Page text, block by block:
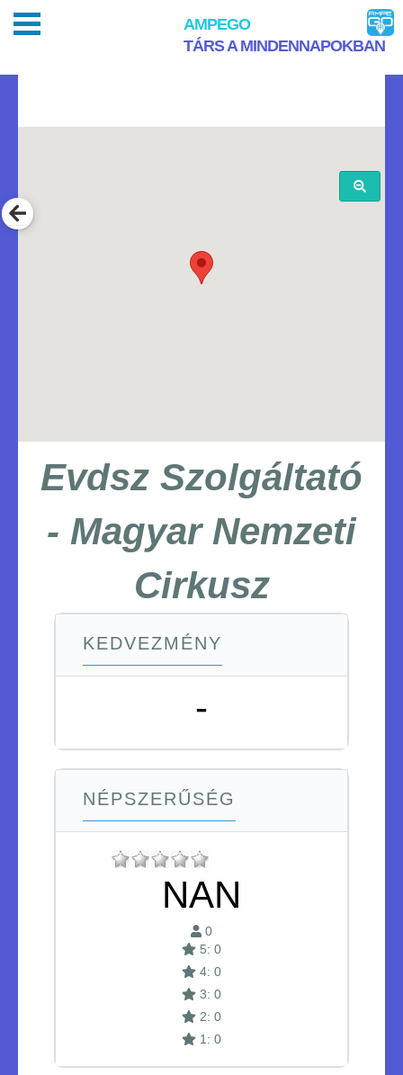
AMPEGO
TÁRS A MINDENNAPOKBAN
Evdsz Szolgáltató
- Magyar Nemzeti
Cirkusz
KEDVEZMÉNY
-
NÉPSZERŰSÉG
NAN
0
5: 0
4: 0
3: 0
2: 0
1: 0